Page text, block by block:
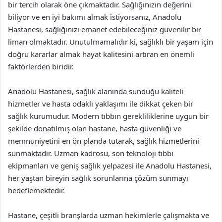
bir tercih olarak öne çıkmaktadır. Sağlığınızın değerini
biliyor ve en iyi bakımı almak istiyorsanız, Anadolu
Hastanesi, sağlığınızı emanet edebileceğiniz güvenilir bir
liman olmaktadır. Unutulmamalıdır ki, sağlıklı bir yaşam için
doğru kararlar almak hayat kalitesini artıran en önemli
faktörlerden biridir.
Anadolu Hastanesi, sağlık alanında sunduğu kaliteli
hizmetler ve hasta odaklı yaklaşımı ile dikkat çeken bir
sağlık kurumudur. Modern tıbbın gerekliliklerine uygun bir
şekilde donatılmış olan hastane, hasta güvenliği ve
memnuniyetini en ön planda tutarak, sağlık hizmetlerini
sunmaktadır. Uzman kadrosu, son teknoloji tıbbi
ekipmanları ve geniş sağlık yelpazesi ile Anadolu Hastanesi,
her yaştan bireyin sağlık sorunlarına çözüm sunmayı
hedeflemektedir.
Hastane, çeşitli branşlarda uzman hekimlerle çalışmakta ve